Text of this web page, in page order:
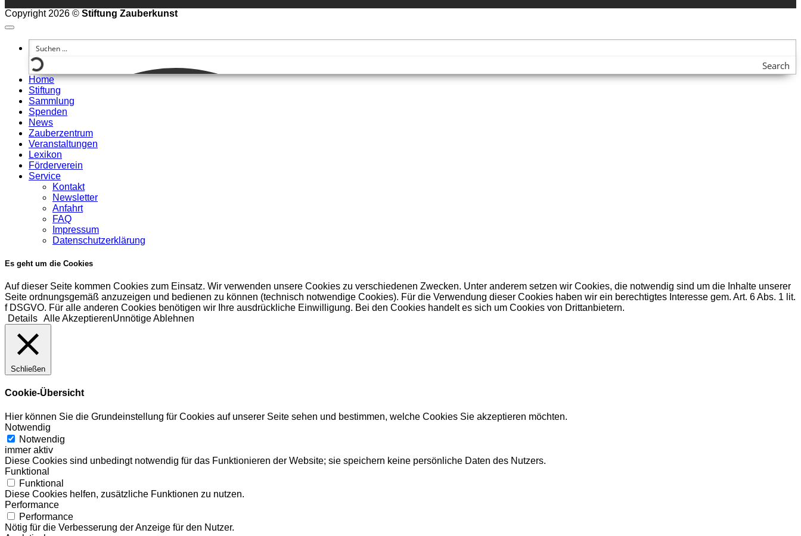
Copyright 2026 © Stiftung Zauberkunst
Search
Home
Stiftung
Sammlung
Spenden
News
Zauberzentrum
Veranstaltungen
Lexikon
Förderverein
Service
Kontakt
Newsletter
Anfahrt
FAQ
Impressum
Datenschutzerklärung
Es geht um die Cookies
Auf dieser Seite kommen Cookies zum Einsatz. Wir verwenden unsere Cookies zu verschiedenen Zwecken. Unter anderem setzen wir Cookies, die notwendig sind um die Inhalte unserer
Seite ordnungsgemäß anzuzeigen und bedienen zu können (technisch notwendige Cookies). Für die Verwendung dieser Cookies haben wir ein berechtigtes Interesse gem. Art. 6 Abs. 1 lit.
f DSGVO. Für alle anderen Cookies benötigen wir Ihre ausdrückliche Einwilligung. Bei den Cookies handelt es sich um Cookies von Drittanbietern.
Details Alle AkzeptierenUnnötige Ablehnen
Schließen
Cookie-Übersicht
Hier können Sie die Grundeinstellung für Cookies auf unserer Seite sehen und bestimmen, welche Cookies Sie akzeptieren möchten.
Notwendig
Notwendig
immer aktiv
Diese Cookies sind unbedingt notwendig für das Funktionieren der Website; sie speichern keine persönliche Daten des Nutzers.
Funktional
Funktional
Diese Cookies helfen, zusätzliche Funktionen zu nutzen.
Performance
Performance
Nötig für die Verbesserung der Anzeige für den Nutzer.